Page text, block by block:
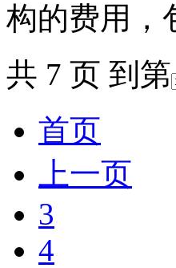
构的费用，
共 7 页 到第
首页
上一页
3
4